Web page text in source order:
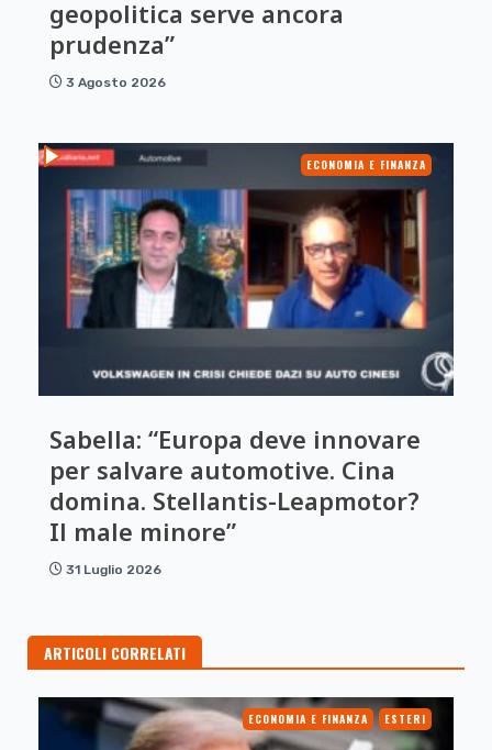
geopolitica serve ancora
prudenza”
3 Agosto 2026
ECONOMIA E FINANZA
Sabella: “Europa deve innovare
per salvare automotive. Cina
domina. Stellantis-Leapmotor?
Il male minore”
31 Luglio 2026
ARTICOLI CORRELATI
ECONOMIA E FINANZA ESTERI